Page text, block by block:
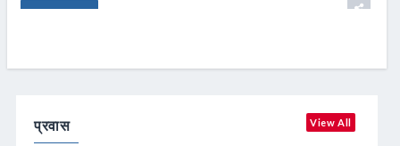
READ MORE
प्रवास View All